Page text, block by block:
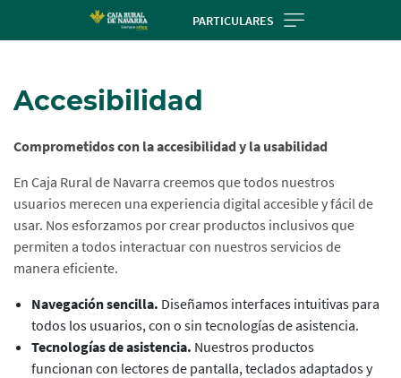
PARTICULARES
por
espere...
Accesibilidad
Comprometidos con la accesibilidad y la usabilidad
En Caja Rural de Navarra creemos que todos nuestros
usuarios merecen una experiencia digital accesible y fácil de
usar. Nos esforzamos por crear productos inclusivos que
permiten a todos interactuar con nuestros servicios de
manera eficiente.
Navegación sencilla. Diseñamos interfaces intuitivas para
todos los usuarios, con o sin tecnologías de asistencia.
Tecnologías de asistencia. Nuestros productos
funcionan con lectores de pantalla, teclados adaptados y